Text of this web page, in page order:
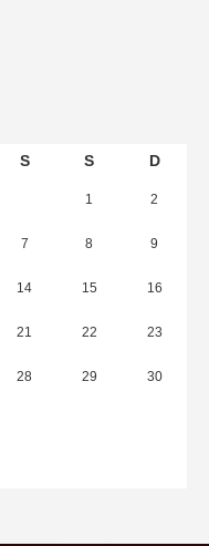
S S D
1 2
7 8 9
14 15 16
21 22 23
28 29 30